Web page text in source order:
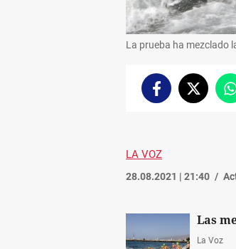
La prueba ha mezclado
FacebookTwitter
LA VOZ
28.08.2021 | 21:40
Las
La Voz